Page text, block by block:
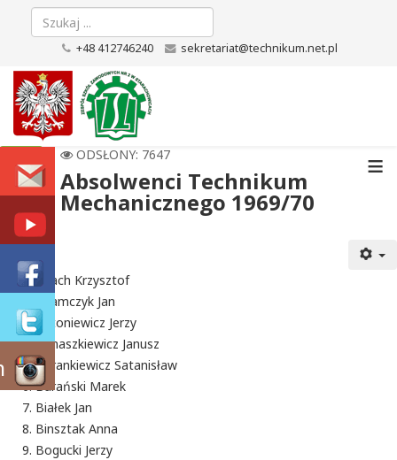
+48 412746240 sekretariat@technikum.net.pl
≡
ODSŁONY: 7647
Absolwenci Technikum
Mechanicznego 1969/70
Adach Krzysztof
Adamczyk Jan
Antoniewicz Jerzy
Banaszkiewicz Janusz
Barankiewicz Satanisław
Barański Marek
Białek Jan
Binsztak Anna
Bogucki Jerzy